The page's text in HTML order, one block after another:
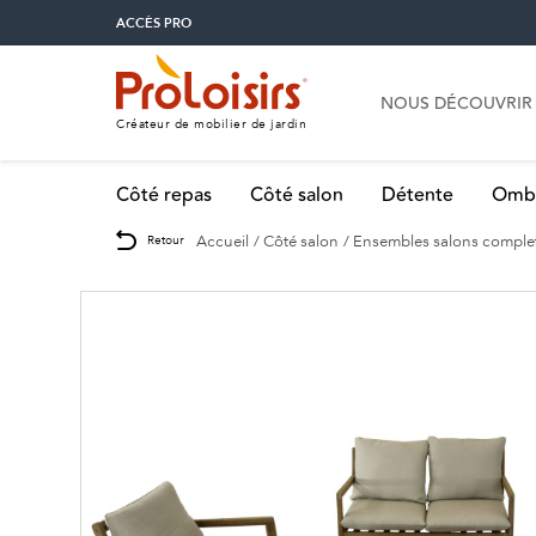
ACCÈS PRO
Créateur de mobilier de jardin
NOUS DÉCOUVRIR
Côté repas Côté salon Détente
Retour Accueil Côté salon Ensembles salons